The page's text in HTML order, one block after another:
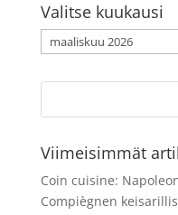
Valitse kuukausi
Valitse
kuukausi
Viimeisimmät
Coin cuisine:
Compiègnen